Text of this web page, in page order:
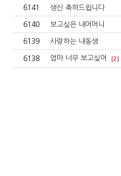
6141 생신 축하드립니다
6140 보고싶은 내어머니
6139 사랑하는 내동생
6138 엄마 너무 보고싶어 [2]